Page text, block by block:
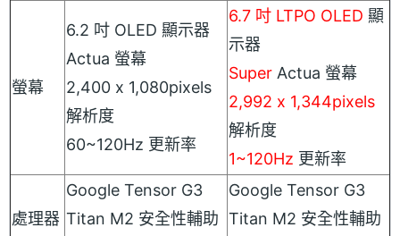
螢幕
6.2 吋 OLED 顯示器
Actua 螢幕
2,400 x 1,080pixels
解析度
60~120Hz 更新率
6.7 吋 LTPO OLED 顯
示器
Super Actua 螢幕
2,992 x 1,344pixels
解析度
1~120Hz 更新率
處理器
Google Tensor G3
Titan M2 安全性輔助
Google Tensor G3
Titan M2 安全性輔助